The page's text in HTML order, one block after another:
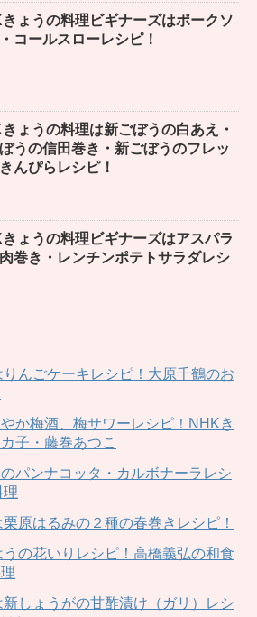
きょうの料理ビギナーズはポークソ
コールスローレシピ！
ょうの料理は新ごぼうの白あえ・
うの信田巻き・新ごぼうのフレッ
んぴらレシピ！
きょうの料理ビギナーズはアスパラ
巻き・レンチンポテトサラダレシ
んごケーキレシピ！大原千鶴のお
か梅酒、梅サワーレシピ！NHKき
子・藤巻あつこ
パンナコッタ・カルボナーラレシ
理
原はるみの２種の春巻きレシピ！
の花いりレシピ！高橋義弘の和食
しょうがの甘酢漬け（ガリ）レシ